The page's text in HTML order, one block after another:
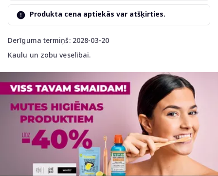
Derīguma termiņš: 2028-03-20
Kaulu un zobu veselībai.
Produkta cena aptiekās var atšķirties.